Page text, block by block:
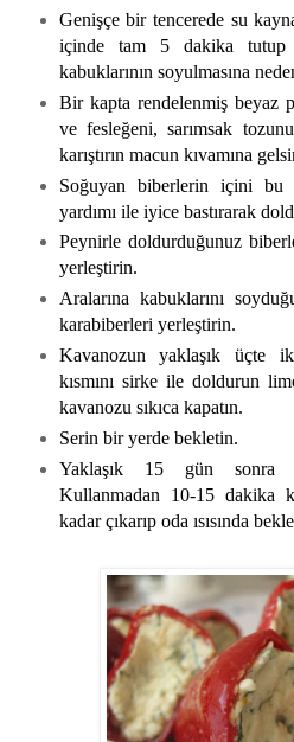
Genişçe bir tencerede su
içinde tam 5 dakika tutup
kabuklarının soyulmasına
Bir kapta rendelenmiş beyaz
ve fesleğeni, sarımsak
karıştırın macun kıvamına
Soğuyan biberlerin içini bu
yardımı ile iyice bastırarak
Peynirle doldurduğunuz
yerleştirin.
Aralarına kabuklarını
karabiberleri yerleştirin.
Kavanozun yaklaşık üçte
kısmını sirke ile doldurun
kavanozu sıkıca kapatın.
Serin bir yerde bekletin.
Yaklaşık 15 gün sonra
Kullanmadan 10-15 dakika
kadar çıkarıp oda ısısında